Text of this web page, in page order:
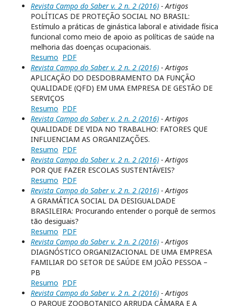
Revista Campo do Saber v. 2 n. 2 (2016) - Artigos
POLÍTICAS DE PROTEÇÃO SOCIAL NO BRASIL:
Estímulo a práticas de ginástica laboral e atividade física
funcional como meio de apoio as políticas de saúde na
melhoria das doenças ocupacionais.
Resumo PDF
Revista Campo do Saber v. 2 n. 2 (2016) - Artigos
APLICAÇÃO DO DESDOBRAMENTO DA FUNÇÃO
QUALIDADE (QFD) EM UMA EMPRESA DE GESTÃO DE
SERVIÇOS
Resumo PDF
Revista Campo do Saber v. 2 n. 2 (2016) - Artigos
QUALIDADE DE VIDA NO TRABALHO: FATORES QUE
INFLUENCIAM AS ORGANIZAÇÕES.
Resumo PDF
Revista Campo do Saber v. 2 n. 2 (2016) - Artigos
POR QUE FAZER ESCOLAS SUSTENTÁVEIS?
Resumo PDF
Revista Campo do Saber v. 2 n. 2 (2016) - Artigos
A GRAMÁTICA SOCIAL DA DESIGUALDADE
BRASILEIRA: Procurando entender o porquê de sermos
tão desiguais?
Resumo PDF
Revista Campo do Saber v. 2 n. 2 (2016) - Artigos
DIAGNÓSTICO ORGANIZACIONAL DE UMA EMPRESA
FAMILIAR DO SETOR DE SAÚDE EM JOÃO PESSOA –
PB
Resumo PDF
Revista Campo do Saber v. 2 n. 2 (2016) - Artigos
O PARQUE ZOOBOTANICO ARRUDA CÂMARA E A